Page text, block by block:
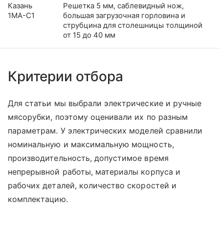
Казань
1МА-С1
Решетка 5 мм, саблевидный нож,
большая загрузочная горловина и
струбцина для столешницы толщиной
от 15 до 40 мм
Критерии отбора
Для статьи мы выбрали электрические и ручные
мясорубки, поэтому оценивали их по разным
параметрам. У электрических моделей сравнили
номинальную и максимальную мощность,
производительность, допустимое время
непрерывной работы, материалы корпуса и
рабочих деталей, количество скоростей и
комплектацию.